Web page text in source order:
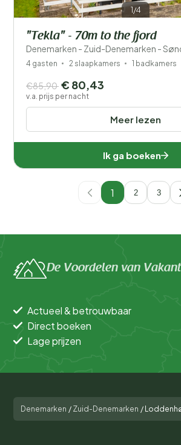
1/4
"Tekla" - 70m to the fjord
Denemarken - Zuid-Denemarken -
4 gasten 2 slaapkamers 1 badkamers
Meer lezen
€85,90 € 80,43
v.a. prijs per nacht
Ik ga boeken
1 2 3
De Voordelen van
Actueel & betrouwbaar
Direct boeken
Lage prijzen
Denemarken / Zuid-Denemarken /